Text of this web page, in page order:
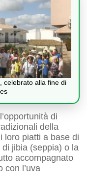
celebrato alla fine di
di
della
loro piatti a base di
jibia (seppia) o la
accompagnato
con l’uva